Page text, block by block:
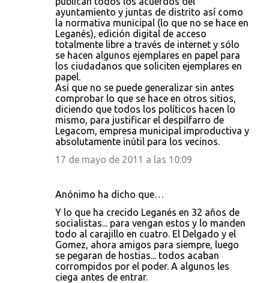
ayuntamiento y juntas de distrito así como
la normativa municipal (lo que no se hace en
Leganés), edición digital de acceso
totalmente libre a través de internet y sólo
se hacen algunos ejemplares en papel para
los ciudadanos que soliciten ejemplares en
papel.
Así que no se puede generalizar sin antes
comprobar lo que se hace en otros sitios,
diciendo que todos los políticos hacen lo
mismo, para justificar el despilfarro de
Legacom, empresa municipal improductiva y
absolutamente inútil para los vecinos.
17 de mayo de 2011 a las 10:09
Anónimo ha dicho que…
Y lo que ha crecido Leganés en 32 años de
socialistas... para vengan estos y lo manden
todo al carajillo en cuatro. El Delgado y el
Gomez, ahora amigos para siempre, luego
se pegaran de hostias... todos acaban
corrompidos por el poder. A algunos les
ciega antes de entrar.